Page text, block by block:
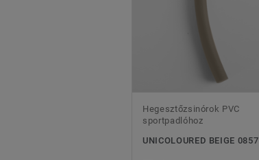
Hegesztőzsinórok PVC
sportpadlóhoz
UNICOLOURED BEIGE 0857